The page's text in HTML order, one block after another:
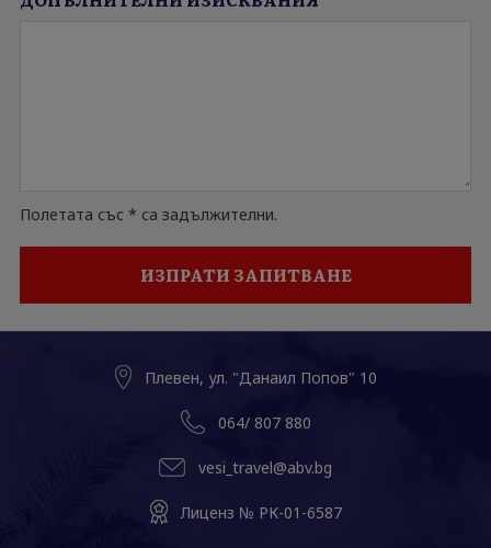
Полетата със * са задължителни.
Плевен, ул. "Данаил Попов" 10
064/ 807 880
vesi_travel@abv.bg
Лиценз № РК-01-6587